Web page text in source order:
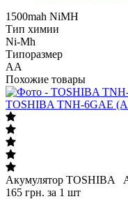
1500mah NiMH
Тип химии
Ni-Mh
Типоразмер
AA
Похожие товары
TOSHIBA TNH-6GAE
Акумулятор TOSHIBA
165 грн. за 1 шт